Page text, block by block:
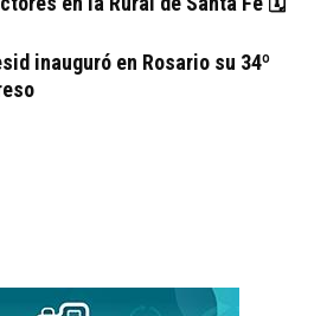
inauguró en Rosario su 34º